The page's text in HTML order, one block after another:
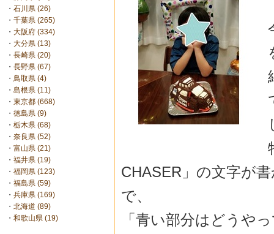
・ 石川県 (26)
・ 千葉県 (265)
・ 大阪府 (334)
・ 大分県 (13)
・ 長崎県 (20)
・ 長野県 (67)
・ 鳥取県 (4)
・ 島根県 (11)
・ 東京都 (668)
・ 徳島県 (9)
・ 栃木県 (68)
・ 奈良県 (52)
・ 富山県 (21)
・ 福井県 (19)
・ 福岡県 (123)
・ 福島県 (59)
・ 兵庫県 (169)
・ 北海道 (89)
・ 和歌山県 (19)
CHASER」の文字が
で、
「青い部分はどうや